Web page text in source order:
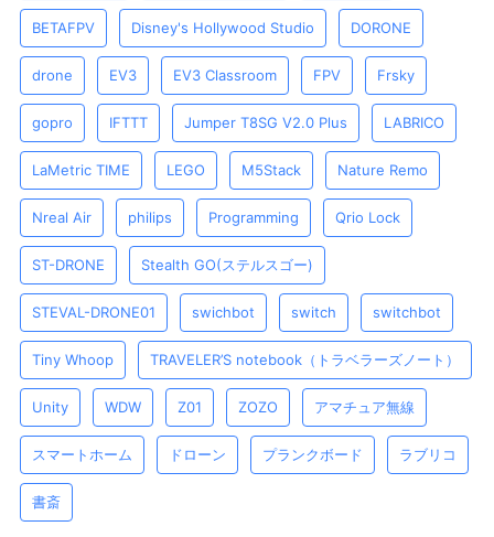
BETAFPV Disney's Hollywood Studio DORONE
drone EV3 EV3 Classroom FPV Frsky
gopro IFTTT Jumper T8SG V2.0 Plus LABRICO
LaMetric TIME LEGO M5Stack Nature Remo
Nreal Air philips Programming Qrio Lock
ST-DRONE Stealth GO(ステルスゴー)
STEVAL-DRONE01 swichbot switch switchbot
Tiny Whoop TRAVELER’S notebook（トラベラーズノート）
Unity WDW Z01 ZOZO アマチュア無線
スマートホーム ドローン プランクボード ラブリコ
書斎